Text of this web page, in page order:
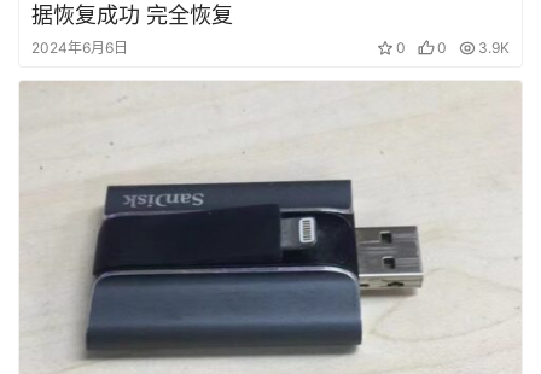
据恢复成功 完全恢复
2024年6月6日 0 0 3.9K